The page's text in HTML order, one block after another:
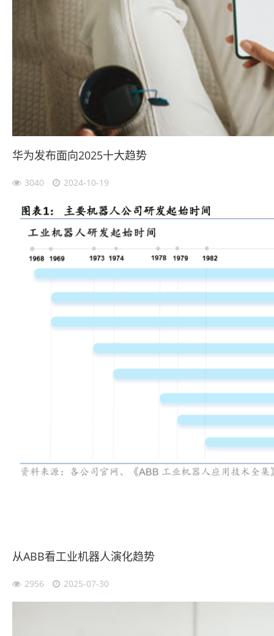
华为发布面向2025十大趋势
3040 2024-10-19
从ABB看工业机器人演化趋势
2956 2025-07-30